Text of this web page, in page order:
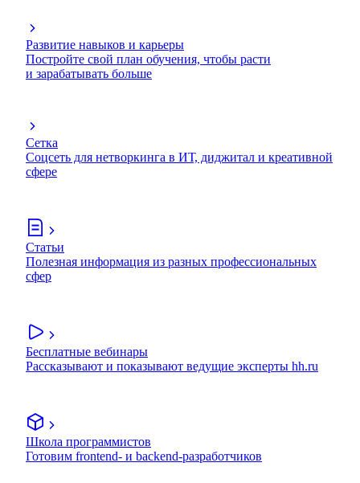
Развитие навыков и карьеры
Постройте свой план обучения, чтобы расти
и зарабатывать больше
Сетка
Соцсеть для нетворкинга в ИТ, диджитал и креативной
сфере
Статьи
Полезная информация из разных профессиональных
сфер
Бесплатные вебинары
Рассказывают и показывают ведущие эксперты hh.ru
Школа программистов
Готовим frontend- и backend-разработчиков